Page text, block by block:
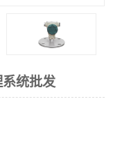
统批发
液位仪